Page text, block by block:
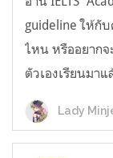
guideline ให้กั
ไหน หรืออยากจ
ตัวเองเรียนมาแ
Lady